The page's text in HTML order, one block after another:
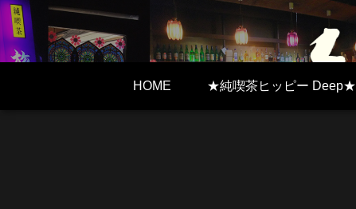
HOME ★純喫茶ヒッピー Deep★